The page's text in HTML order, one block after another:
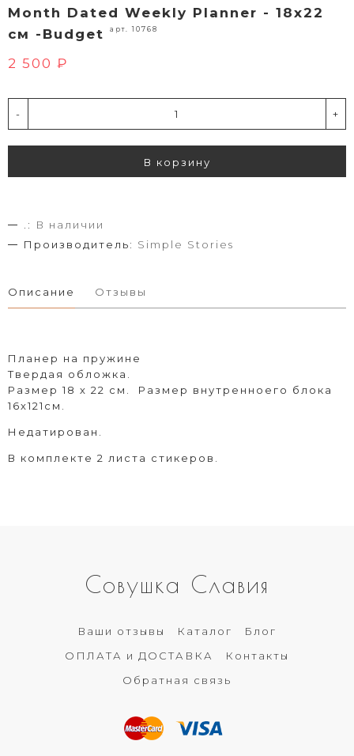
Month Dated Weekly Planner - 18х22
см -Budget
арт. 10768
2 500 ₽
- +
В корзину
.:
В наличии
Производитель: Simple Stories
Описание Отзывы
Планер на пружине
Твердая обложка.
Размер 18 х 22 см. Размер внутренноего блока
16х121см.
Недатирован.
В комплекте 2 листа стикеров.
Совушка Славия
Ваши отзывы Каталог
Блог
ОПЛАТА и ДОСТАВКА
Контакты
Обратная связь